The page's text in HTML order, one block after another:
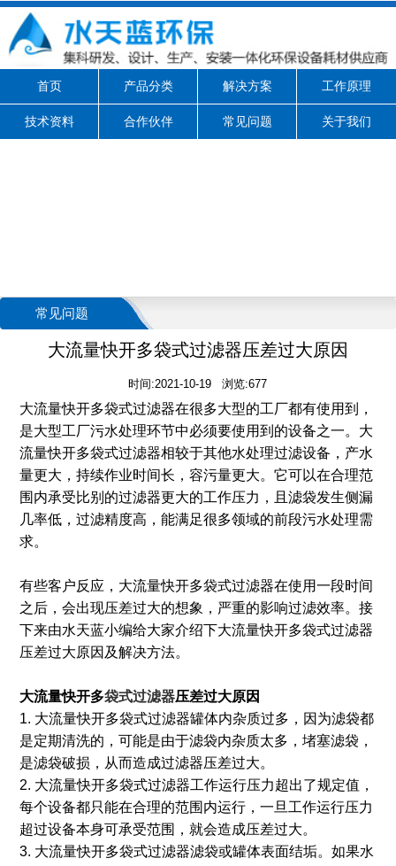
首页 产品分类 解决方案 工作原理
技术资料 合作伙伴 常见问题 关于我们
常见问题
大流量快开多袋式过滤器压差过大原因
时间:2021-10-19 浏览:677
大流量快开多袋式过滤器在很多大型的工厂都有使用到，
是大型工厂污水处理环节中必须要使用到的设备之一。大
流量快开多袋式过滤器相较于其他水处理过滤设备，产水
量更大，持续作业时间长，容污量更大。它可以在合理范
围内承受比别的过滤器更大的工作压力，且滤袋发生侧漏
几率低，过滤精度高，能满足很多领域的前段污水处理需
求。
有些客户反应，大流量快开多袋式过滤器在使用一段时间
之后，会出现压差过大的想象，严重的影响过滤效率。接
下来由水天蓝小编给大家介绍下大流量快开多袋式过滤器
压差过大原因及解决方法。
大流量快开多袋式过滤器压差过大原因
1. 大流量快开多袋式过滤器罐体内杂质过多，因为滤袋都
是定期清洗的，可能是由于滤袋内杂质太多，堵塞滤袋，
是滤袋破损，从而造成过滤器压差过大。
2. 大流量快开多袋式过滤器工作运行压力超出了规定值，
每个设备都只能在合理的范围内运行，一旦工作运行压力
超过设备本身可承受范围，就会造成压差过大。
3. 大流量快开多袋式过滤器滤袋或罐体表面结垢。如果水